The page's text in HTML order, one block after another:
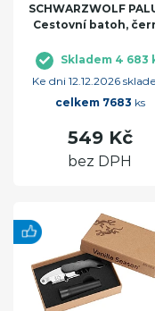
SCHWARZWOLF
Cestovní batoh,
Skladem 4 683
Ke dni 12.12.2026
celkem 7683 ks
549 Kč
bez DPH